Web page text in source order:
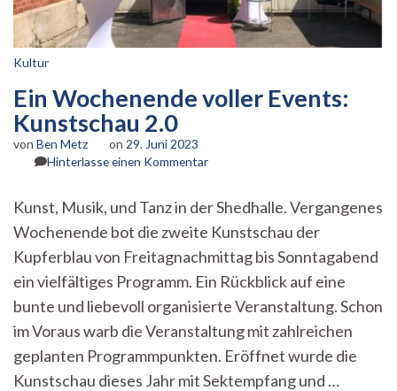
Kultur
Ein Wochenende voller Events:
Kunstschau 2.0
von Ben Metz on 29. Juni 2023
Hinterlasse einen Kommentarzu
voller
Events:
Kunstschau
2.0
Kunst, Musik, und Tanz in der Shedhalle. Vergangenes
Wochenende bot die zweite Kunstschau der
Kupferblau von Freitagnachmittag bis Sonntagabend
ein vielfältiges Programm. Ein Rückblick auf eine
bunte und liebevoll organisierte Veranstaltung. Schon
im Voraus warb die Veranstaltung mit zahlreichen
geplanten Programmpunkten. Eröffnet wurde die
Kunstschau dieses Jahr mit Sektempfang und …